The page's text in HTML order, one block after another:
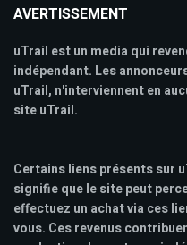
AVERTISSEMENT
uTrail est un media qui
indépendant. Les
uTrail, n'interviennent en
site uTrail.
Certains liens présents sur
signifie que le site peut
effectuez un achat via ces
vous. Ces revenus